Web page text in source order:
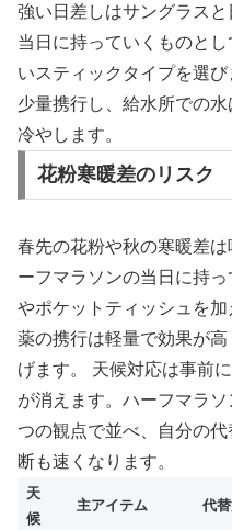
強い日差しはサングラス
当日に持っていくものと
いスティックタイプを選
少量携行し、給水所での
冷やします。
花粉寒暖差のリスク
春先の花粉や秋の寒暖差
ーフマラソンの当日に持
やポケットティッシュを
薬の携行は軽量で効果が
げます。 天候対応は事前
が消えます。ハーフマラ
つの観点で並べ、自分の
断も速くなります。
天
候
主アイテム 代